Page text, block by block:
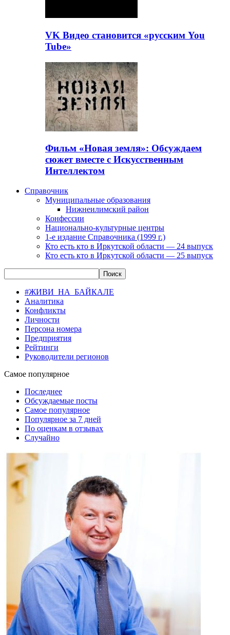
VK Видео становится «русским You
Tube»
Фильм «Новая земля»: Обсуждаем
сюжет вместе с Искусственным
Интеллектом
Справочник
Муниципальные образования
Нижнеилимский район
Конфессии
Национально-культурные центры
1-е издание Справочника (1999 г.)
Кто есть кто в Иркутской области — 24 выпуск
Кто есть кто в Иркутской области — 25 выпуск
#ЖИВИ_НА_БАЙКАЛЕ
Аналитика
Конфликты
Личности
Персона номера
Предприятия
Рейтинги
Руководители регионов
Самое популярное
Последнее
Обсуждаемые посты
Самое популярное
Популярное за 7 дней
По оценкам в отзывах
Случайно